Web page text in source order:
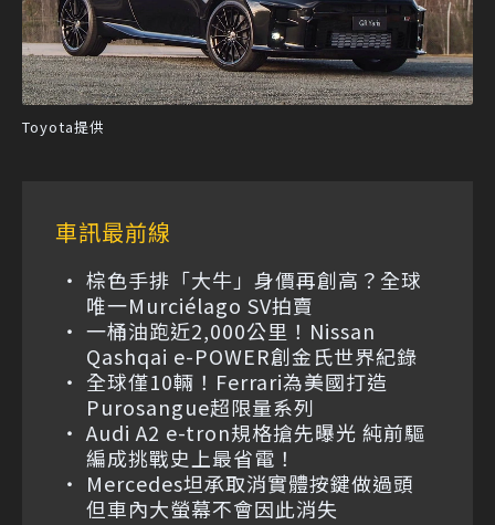
Toyota提供
車訊最前線
棕色手排「大牛」身價再創高？全球
唯一Murciélago SV拍賣
一桶油跑近2,000公里！Nissan
Qashqai e-POWER創金氏世界紀錄
全球僅10輛！Ferrari為美國打造
Purosangue超限量系列
Audi A2 e-tron規格搶先曝光 純前驅
編成挑戰史上最省電！
Mercedes坦承取消實體按鍵做過頭
但車內大螢幕不會因此消失